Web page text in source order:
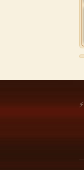
⚡